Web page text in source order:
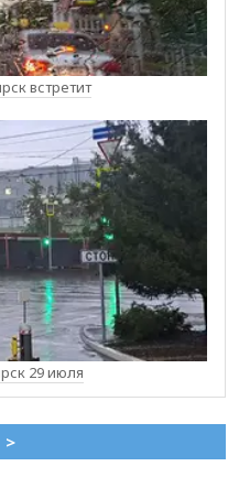
встретит
29 июля
>